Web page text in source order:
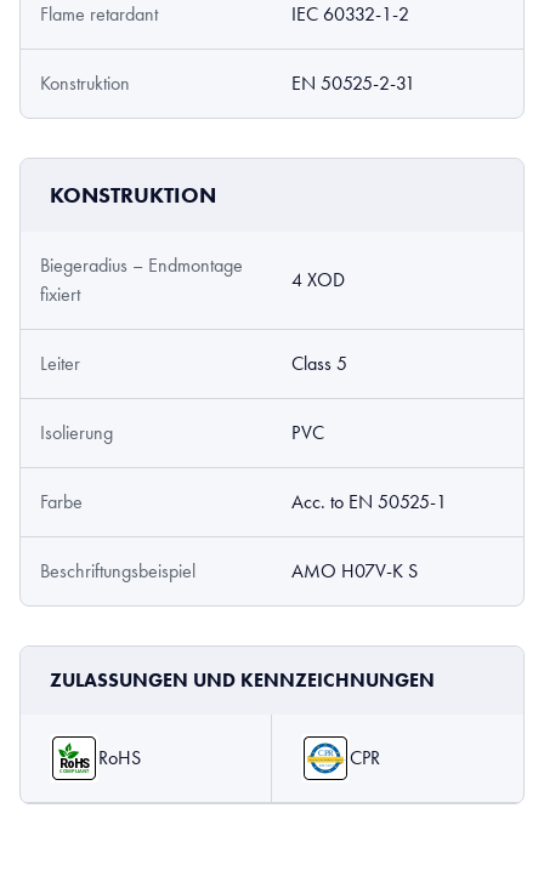
Flame retardant IEC 60332-1-2
Konstruktion EN 50525-2-31
KONSTRUKTION
Biegeradius – Endmontage
fixiert
4 XOD
Leiter Class 5
Isolierung PVC
Farbe Acc. to EN 50525-1
Beschriftungsbeispiel AMO H07V-K S
ZULASSUNGEN UND KENNZEICHNUNGEN
RoHS CPR